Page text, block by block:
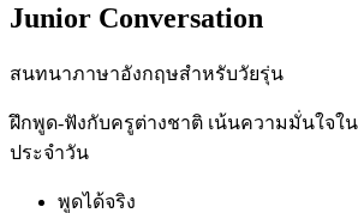
Junior Conversation
สนทนาภาษาอังกฤษสำหรับวัยรุ่น
ฝึกพูด-ฟังกับครูต่างชาติ เน้นความมั่นใจใ
ประจำวัน
พูดได้จริง